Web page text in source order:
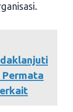
Permata